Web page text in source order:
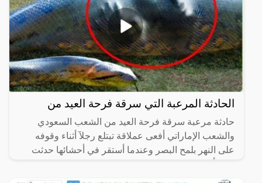
الحادثة المرعبة التي سرقة فرحة العيد من
حادثة مرعبة سرقة فرحة العيد من الشعب السعودي
والشعب الإماراتي أفعى عملاقة تبتلع رجلآ أثناء وقوفه
على النهر بلمح البصر وعندما أستقر في أحشائها حدثت